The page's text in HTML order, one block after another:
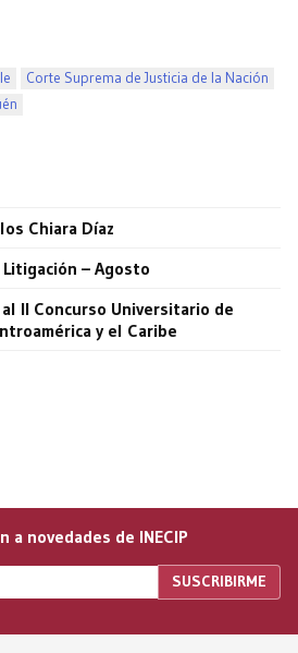
Corte Suprema de Justicia de la Nación
Chiara Díaz
– Agosto
II Concurso Universitario de
y el Caribe
a novedades de INECIP